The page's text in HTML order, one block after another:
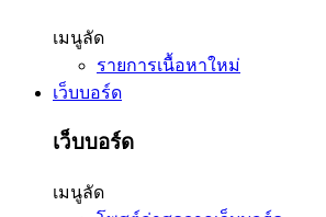
เมนูลัด
รายการเนื้อหาใหม่
เว็บบอร์ด
เว็บบอร์ด
เมนูลัด